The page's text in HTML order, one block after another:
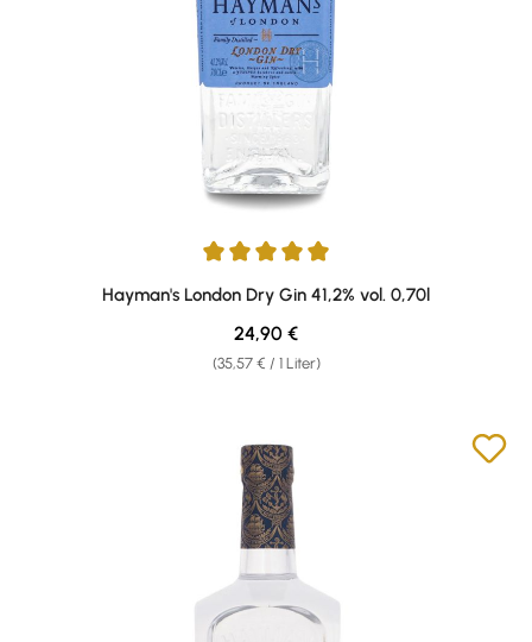
Durchschnittliche Bewertung von 5 von 5 Sternen
Hayman's London Dry Gin 41,2% vol. 0,70l
(35,57 € / 1 Liter)
Regulärer Preis:
24,90 €